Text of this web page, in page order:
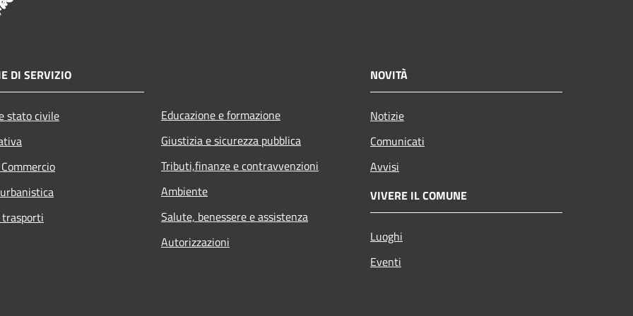
DI SERVIZIO
stato civile
Educazione e formazione
Giustizia e sicurezza pubblica
Tributi,finanze e contravvenzioni
Ambiente
Salute, benessere e assistenza
Autorizzazioni
NOVITÀ
Notizie
Comunicati
Avvisi
VIVERE IL COMUNE
Luoghi
Eventi